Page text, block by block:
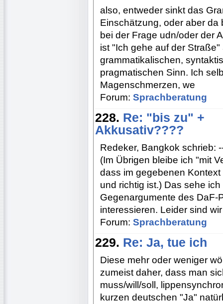
also, entweder sinkt das
Einschätzung, oder aber
bei der Frage udn/oder der
ist "Ich gehe auf der
grammatikalischen,
pragmatischen Sinn. Ich
Magenschmerzen, we
Forum: Sprachberatung
228. Re: "bis zu" +
Akkusativ????
Redeker, Bangkok schrieb:
(Im Übrigen bleibe ich "mit
dass im gegebenen
und richtig ist.) Das sehe
Gegenargumente des DaF-
interessieren. Leider sind
Forum: Sprachberatung
229. Re: Ja, tue ich
Diese mehr oder weniger
zumeist daher, dass man
muss/will/soll,
kurzen deutschen "Ja"